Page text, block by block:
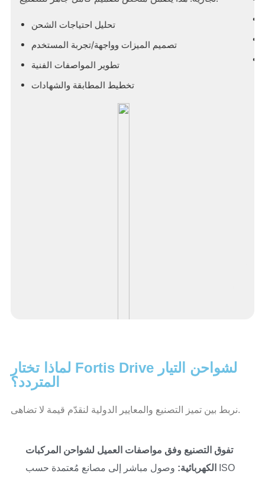
خبرة في تصنيع شواحن المركبات الكهربائية
وصول مباشر إلى المصانع
التحقق من قدرة الإنتاج
لماذا تختار Fortis Drive لشواحن التيار
المتردد؟
نربط بين تميز التصنيع والمعايير الدولية لنقدّم قيمة لا تضاهى.
تفوق التصنيع وفق مواصفات العميل لشواحن المركبات
الكهربائية: وصول مباشر إلى مصانع مُعتمدة حسب ISO